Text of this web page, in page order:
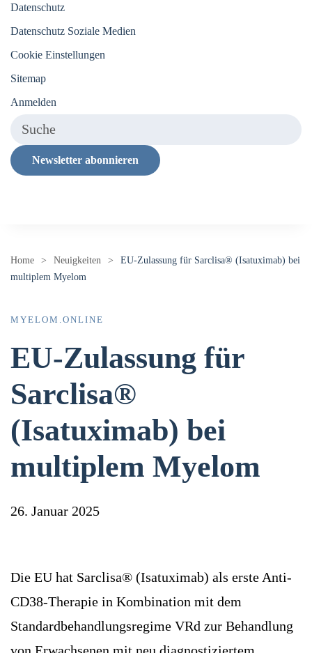
Datenschutz
Datenschutz Soziale Medien
Cookie Einstellungen
Sitemap
Anmelden
Newsletter abonnieren
Home Neuigkeiten
EU-Zulassung für Sarclisa® (Isatuximab) bei
multiplem Myelom
MYELOM.ONLINE
EU-Zulassung für
Sarclisa®
(Isatuximab) bei
multiplem Myelom
26. Januar 2025
Die EU hat Sarclisa® (Isatuximab) als erste Anti-
CD38-Therapie in Kombination mit dem
Standardbehandlungsregime VRd zur Behandlung